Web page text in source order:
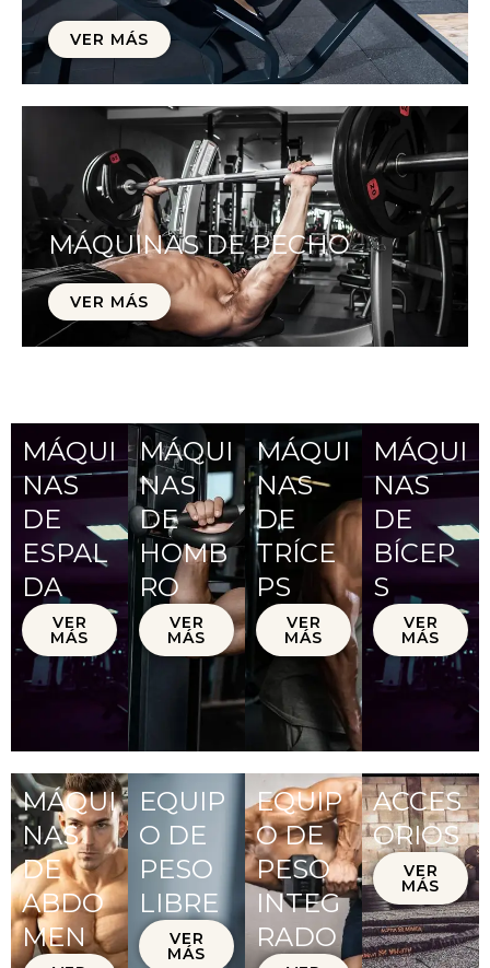
VER MÁS
MÁQUINAS DE PECHO
VER MÁS
MÁQUI
NAS
DE
ESPAL
DA
VER
MÁS
MÁQUI
NAS
DE
HOMB
RO
VER
MÁS
MÁQUI
NAS
DE
TRÍCE
PS
VER
MÁS
MÁQUI
NAS
DE
BÍCEP
S
VER
MÁS
MÁQUI
NAS
DE
ABDO
MEN
EQUIP
O DE
PESO
LIBRE
VER
MÁS
EQUIP
O DE
PESO
INTEG
RADO
ACCES
ORIOS
VER
MÁS